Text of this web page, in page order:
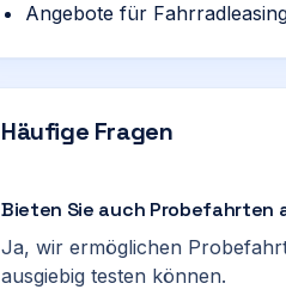
Angebote für
Häufige Fragen
Bieten Sie auch Probefahrten
Ja, wir ermöglichen
ausgiebig testen können.